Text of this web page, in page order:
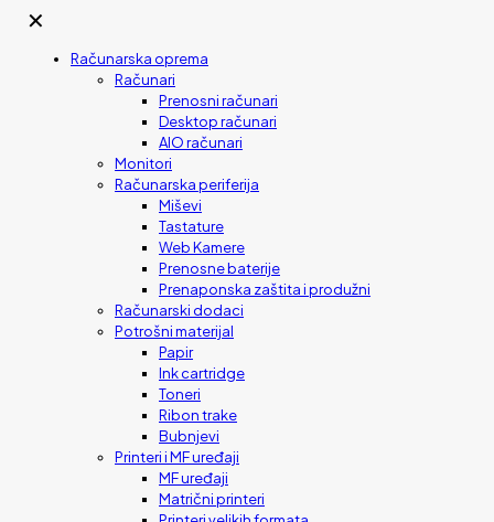
✕
Računarska oprema
Računari
Prenosni računari
Desktop računari
AIO računari
Monitori
Računarska periferija
Miševi
Tastature
Web Kamere
Prenosne baterije
Prenaponska zaštita i produžni
Računarski dodaci
Potrošni materijal
Papir
Ink cartridge
Toneri
Ribon trake
Bubnjevi
Printeri i MF uređaji
MF uređaji
Matrični printeri